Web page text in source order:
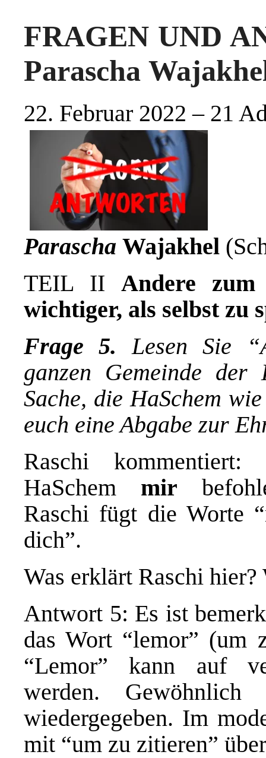
FRAGEN UND
Parascha
22. Februar 2022 – 21
Parascha Wajakhel
TEIL IIAndere
wichtiger, als selbst zu
Frage 5. Lesen Sie
ganzen Gemeinde
Sache, die HaSchem
euch eine Abgabe zur
Raschi
HaSchem mir
Raschi fügt die Worte
dich”.
Was erklärt Raschi
Antwort 5: Es ist
das Wort “lemor” (um
“Lemor” kann auf
werden.
wiedergegeben. Im
mit “um zu zitieren”